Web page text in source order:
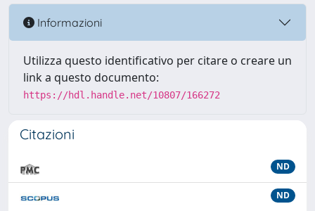
Informazioni
Utilizza questo identificativo per citare o creare un
link a questo documento:
https://hdl.handle.net/10807/166272
Citazioni
ND
ND